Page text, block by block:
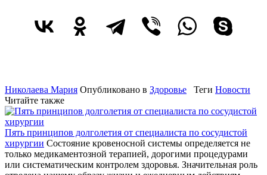
Николаева Мария Опубликовано в Здоровье Теги Новости
Читайте также
Пять принципов долголетия от специалиста по сосудистой
хирургии Состояние кровеносной системы определяется не
только медикаментозной терапией, дорогими процедурами
или систематическим контролем здоровья. Значительная роль